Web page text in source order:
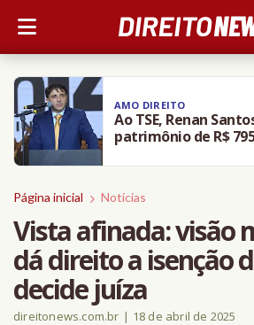
AMO DIREITO
Ao TSE, Renan
patrimônio de R$
Página inicial Notícias
Vista afinada: visão
dá direito a isenção
decide juíza
direitonews.com.br | 18 de abril de 2025